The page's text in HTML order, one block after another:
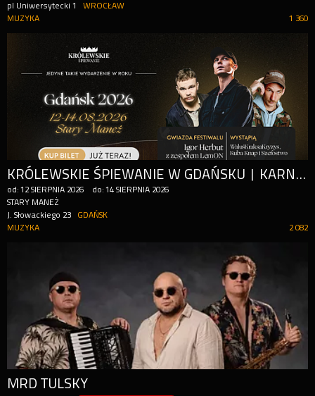
pl Uniwersytecki 1
WROCŁAW
1 360
MUZYKA
KRÓLEWSKIE ŚPIEWANIE W GDAŃSKU | KARNET 3-DNIOWY
od:12 SIERPNIA 2026 do:14 SIERPNIA 2026
STARY MANEŻ
J. Słowackiego 23
GDAŃSK
2 082
MUZYKA
MRD TULSKY